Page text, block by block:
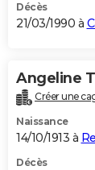
Décès
21/03/1990 à
Angeline
Créer une
Naissance
14/10/1913 à
Décès